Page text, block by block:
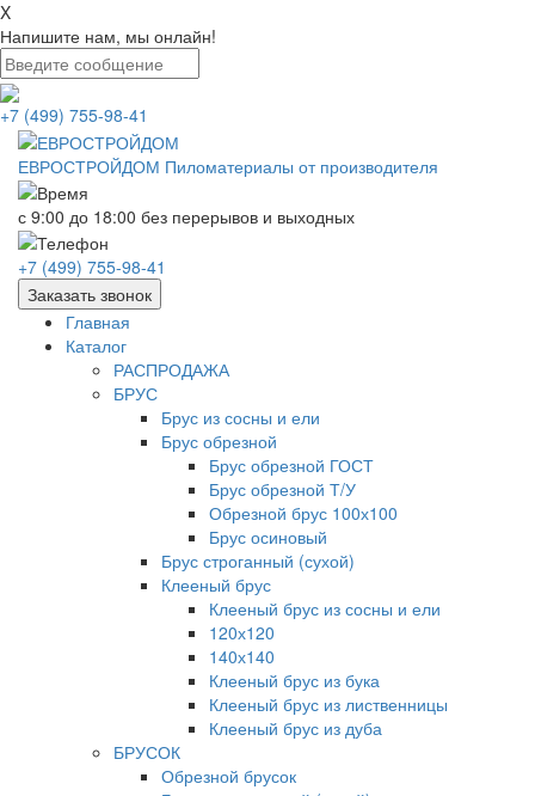
X
Напишите нам, мы онлайн!
+7 (499) 755-98-41
ЕВРОСТРОЙДОМ Пиломатериалы от производителя
с 9:00 до 18:00 без перерывов и выходных
+7 (499) 755-98-41
Заказать звонок
Главная
Каталог
РАСПРОДАЖА
БРУС
Брус из сосны и ели
Брус обрезной
Брус обрезной ГОСТ
Брус обрезной Т/У
Обрезной брус 100х100
Брус осиновый
Брус строганный (сухой)
Клееный брус
Клееный брус из сосны и ели
120х120
140х140
Клееный брус из бука
Клееный брус из лиственницы
Клееный брус из дуба
БРУСОК
Обрезной брусок